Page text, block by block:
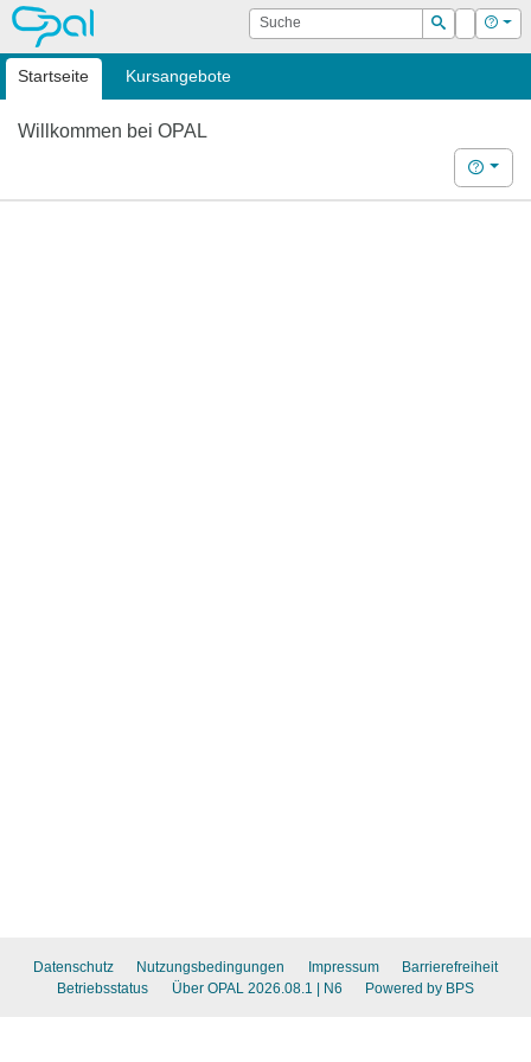
OPAL Suche
Suchen
Login Hilfe
Startseite Kursangebote
Willkommen bei OPAL
Hilfe
Datenschutz Nutzungsbedingungen Impressum
Barrierefreiheit
Betriebsstatus
Über OPAL 2026.08.1 | N6 Powered by BPS